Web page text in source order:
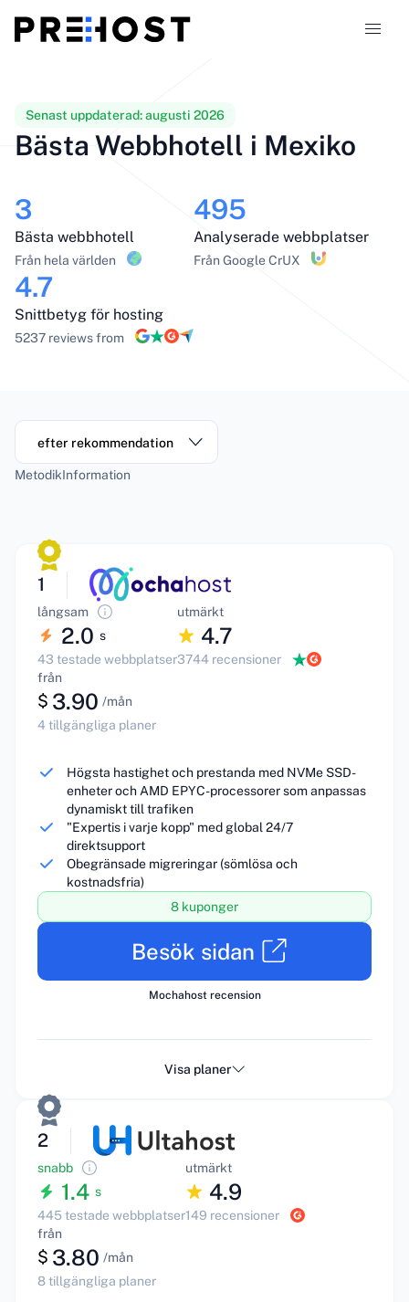
Jämförelser
Kuponger
Blogg
SV
Senast uppdaterad:augusti 2026
Bästa Webbhotell i Mexiko
3
Bästa webbhotell
Från hela världen
495
Analyserade webbplatser
Från Google CrUX
4.7
Snittbetyg för hosting
5237 reviews from
efter rekommendation
MetodikInformation
1
långsam
2.0 s
43 testade webbplatser
utmärkt
4.7
3744 recensioner
från
$ 3.90 /mån
4 tillgängliga planer
Högsta hastighet och prestanda med NVMe SSD-
enheter och AMD EPYC-processorer som anpassas
dynamiskt till trafiken
"Expertis i varje kopp" med global 24/7
direktsupport
Obegränsade migreringar (sömlösa och
kostnadsfria)
8 kuponger
Besök sidan
Mochahost recension
Visa planer
2
snabb
1.4 s
445 testade webbplatser
utmärkt
4.9
149 recensioner
från
$ 3.80 /mån
8 tillgängliga planer